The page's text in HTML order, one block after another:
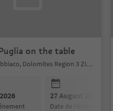
on the table
Toblach/Dobbiaco, Dolomites Region 3 Zinnen
27 August 2026
date de l’événement